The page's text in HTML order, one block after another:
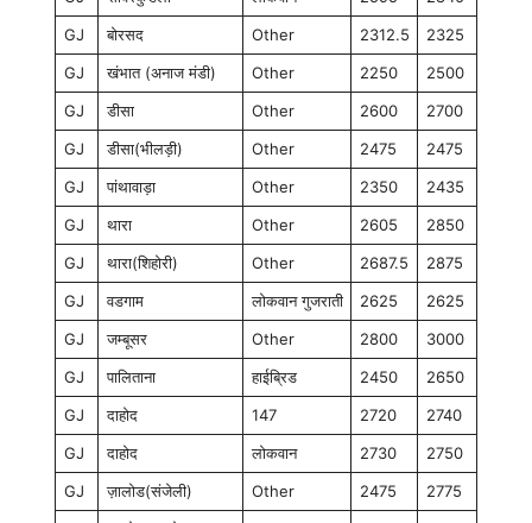
GJ
बोरसद Other 2312.5
2325
GJ
खंभात (अनाज मंडी) Other 2250
2500
GJ
डीसा Other 2600
2700
GJ
डीसा(भीलड़ी) Other 2475
2475
GJ
पांथावाड़ा Other 2350
2435
GJ
थारा Other 2605
2850
GJ
थारा(शिहोरी) Other 2687.5
2875
GJ
वडगाम लोकवान गुजराती 2625
2625
GJ
जम्बूसर Other 2800
3000
GJ
पालिताना हाईब्रिड 2450
2650
GJ
दाहोद 147 2720
2740
GJ
दाहोद लोकवान 2730
2750
GJ
ज़ालोड(संजेली) Other 2475
2775